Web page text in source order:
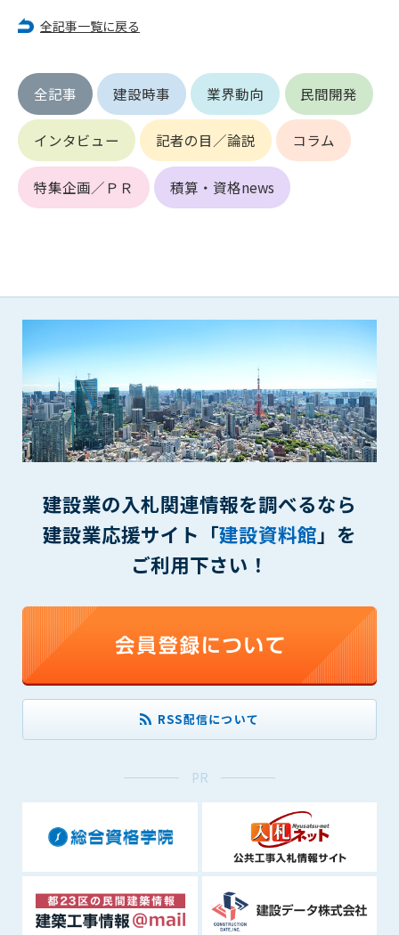
全記事一覧に戻る
全記事 建設時事 業界動向 民間開発
インタビュー 記者の目／論説 コラム
特集企画／ＰＲ 積算・資格news
建設業の入札関連情報を調べるなら
建設業応援サイト「建設資料館」を
ご利用下さい！
RSS配信について
PR
(3) 広告掲載料金の支払が遅延した場合
第8条（サービスの変更・中止等）
管理者は、会員の承諾なく、本サービス内容の変更(新規追加、
廃止を含み)し、本サービスの運営を中止または廃止することが
できるものとします。これに起因する会員または他の第三者が
被った損害について管理者は､一切の責任をも負わないものと
します。
第9条（会員の個人情報）
する場合を除き、第三者に開示または提供しないものとしま
す。
(1) 会員が、自己の個人情報の開示に事前に同意している場合
(2) 個々の会員を特定できない統計的な処理をした形式で第三
者に提供する場合
(3) 第三者および管理者の権利、財産、安全等を保護するため
に必要であると管理者が判断した場合
(4) 法令等により開示を求められた場合
管理者は、会員が登録した内容が以下に該当する、またはその
恐れのあるものは、会員の承諾なく削除できるものとします。
1. 管理者は、会員が本サービスを利用することにより得た情報
等（プログラムを含みます）について、その完全性、正確性
を保証もしないものとします。また、当該情報等に起因して
いものとします。
2. 会員は、自己の費用と責任において本サービスを利用するも
のとし、会員による本サービスの利用に関連し、第三者から
問合せ、クレーム、請求等がなされまたは訴訟が提起された
場合、当該会員は、自らの費用と責任においてこれを解決す
るものとし、管理者を一切免責するものとします。
3. 本サービスにおいて掲載されている広告等によって行われる
する損害については一切責任を負いません。
第11条（運用の停止）
停電や天災等の不可抗力、または保守・点検・加入者の利便性
向上のための設備工事等の為に本サービスの運用を停止するこ
通知申し上げますが、緊急時はその限りではありません。
第12条（変更の届出）